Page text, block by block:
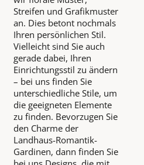
Streifen und Grafikmuster
an. Dies betont nochmals
Ihren persönlichen Stil.
Vielleicht sind Sie auch
gerade dabei, Ihren
Einrichtungsstil zu ändern
– bei uns finden Sie
unterschiedliche Stile, um
die geeigneten Elemente
zu finden. Bevorzugen Sie
den Charme der
Landhaus-Romantik-
Gardinen, dann finden Sie